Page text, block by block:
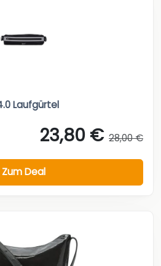
Laufgürtel
23,80 € 28,00 €
Zum Deal